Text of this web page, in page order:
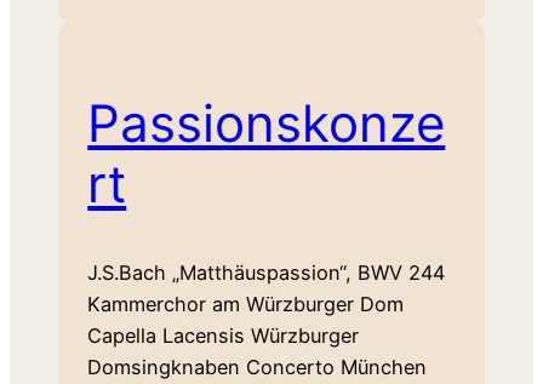
Passionskonze
rt
J.S.Bach „Matthäuspassion“, BWV 244
Kammerchor am Würzburger Dom
Capella Lacensis Würzburger
Domsingknaben Concerto München